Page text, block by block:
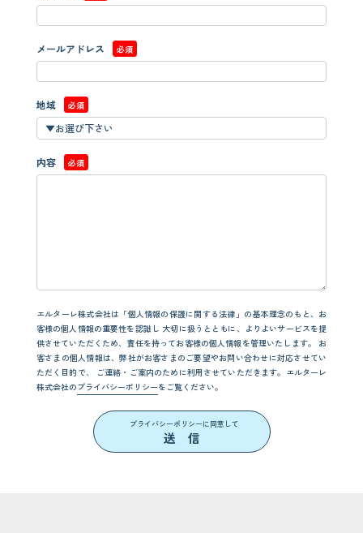
メールアドレス 必須
地域 必須
内容 必須
エルターレ株式会社は「個人情報の保護に関する法律」の基本理念のもと、お
客様の個人情報の重要性を認識し 大切に扱うとともに、よりよいサービスを提
供させていただくため、責任を持ってお客様の個人情報を管理いたします。
お
客さまの個人情報は、弊社がお客さまのご要望やお問い合わせに対応させてい
ただく目的で、
ご連絡・ご案内のために利用させていただきます。エルターレ
株式会社のプライバシーポリシーをご覧ください。
プライバシーポリシーに同意して